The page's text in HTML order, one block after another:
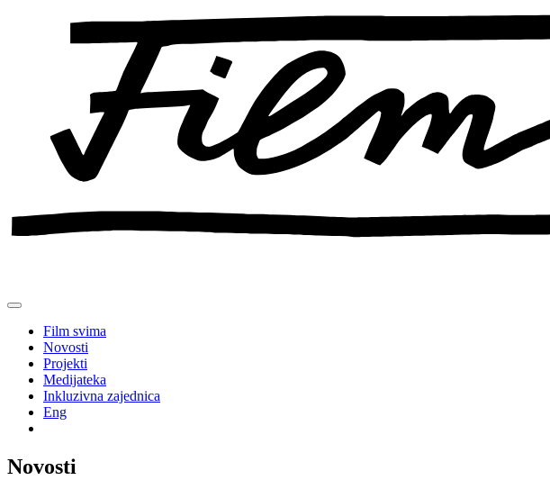
Film svima
Novosti
Projekti
Medijateka
Inkluzivna zajednica
Eng
Novosti